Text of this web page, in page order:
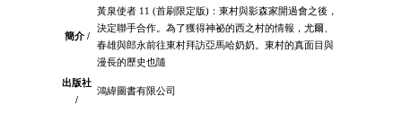
簡介 /
黃泉使者 11 (首刷限定版)：東村與影森家開過會之後，
決定聯手合作。為了獲得神祕的西之村的情報，尤爾、
春雄與郎永前往東村拜訪亞馬哈奶奶。東村的真面目與
漫長的歷史也隨
出版社
/
鴻緯圖書有限公司